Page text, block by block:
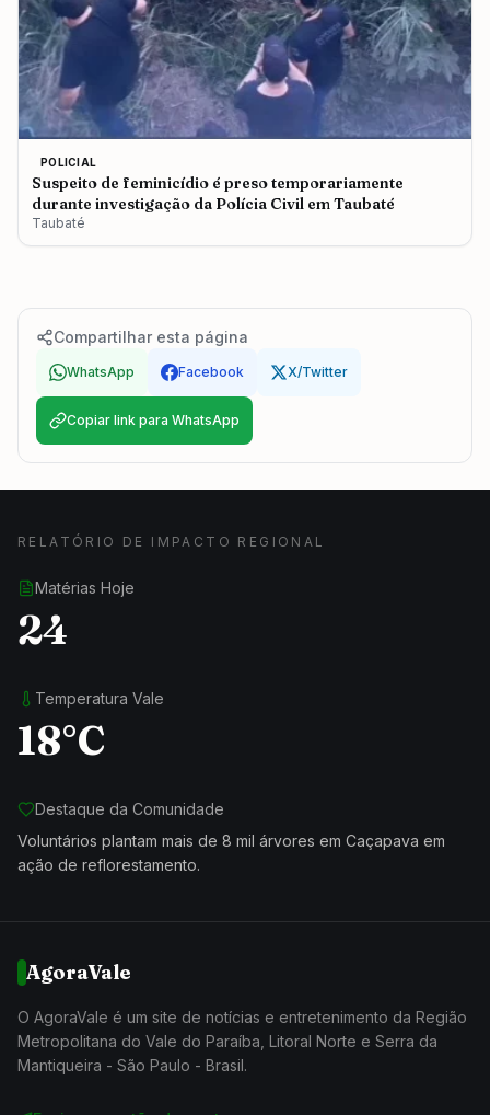
POLICIAL
Suspeito de feminicídio é preso temporariamente
durante investigação da Polícia Civil em Taubaté
Taubaté
Compartilhar esta página
WhatsApp Facebook X/Twitter
Copiar link para WhatsApp
RELATÓRIO DE IMPACTO REGIONAL
Matérias Hoje
24
Temperatura Vale
18°C
Destaque da Comunidade
Voluntários plantam mais de 8 mil árvores em Caçapava em
ação de reflorestamento.
AgoraVale
O AgoraVale é um site de notícias e entretenimento da Região
Metropolitana do Vale do Paraíba, Litoral Norte e Serra da
Mantiqueira - São Paulo - Brasil.